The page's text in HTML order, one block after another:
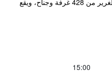
للتسوق. يتكون فندق سويس أوتيل الغرير من 428 غرفة وجناح، ويقع
15:00